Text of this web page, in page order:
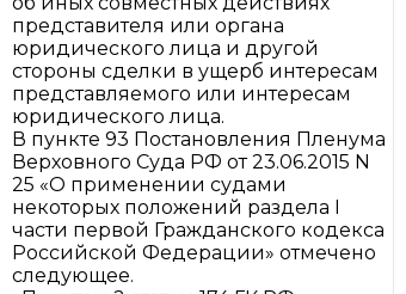
представителя или органа
юридического лица и другой
стороны сделки в ущерб интересам
представляемого или интересам
юридического лица.
В пункте 93 Постановления Пленума
Верховного Суда РФ от 23.06.2015 N
25 «О применении судами
некоторых положений раздела I
части первой Гражданского кодекса
Российской Федерации» отмечено
следующее.